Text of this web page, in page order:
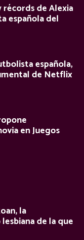
récords de Alexia
española del
española,
de Netflix
en Juegos
la
de la que